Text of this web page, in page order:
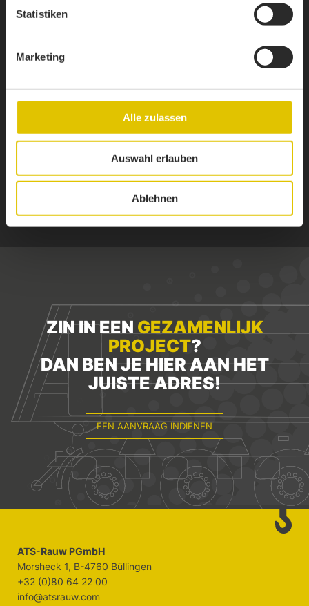
Statistiken
Marketing
Alle zulassen
Auswahl erlauben
Ablehnen
1 / 8
ZIN IN EENGEZAMENLIJK
PROJECT?
DAN BEN JE HIER AAN HET
JUISTE ADRES!
EEN AANVRAAG INDIENEN
ATS-Rauw PGmbH
Morsheck 1, B-4760 Büllingen
+32 (0)80 64 22 00
info@atsrauw.com